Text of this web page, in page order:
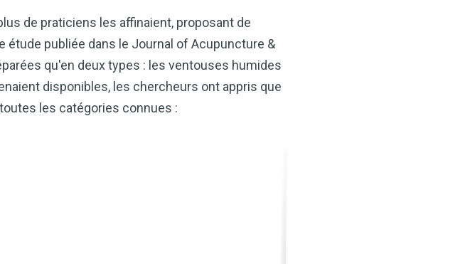
de praticiens les affinaient, proposant de
publiée dans le Journal of Acupuncture &
qu'en deux types : les ventouses humides
disponibles, les chercheurs ont appris que
les catégories connues :